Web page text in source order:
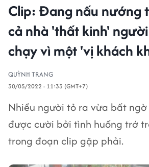
Clip: Đang nấu nướng
cả nhà 'thất kinh'
chạy vì một 'vị khách
QUỲNH TRANG
30/05/2022 - 11:33 (GMT+7)
Nhiều người tỏ ra vừa bất
được cười bởi tình huống trớ
trong đoạn clip gặp phải.